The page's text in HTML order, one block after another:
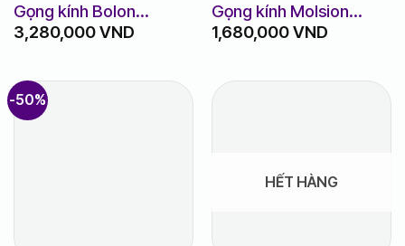
Gọng kính Bolon
BJ7282
3,280,000VND
Gọng kính Molsion
MJ7096
1,680,000VND
-50%
HẾT HÀNG